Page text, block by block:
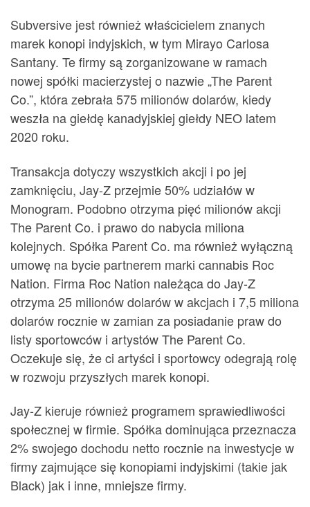
Subversive jest również właścicielem znanych
marek konopi indyjskich, w tym Mirayo Carlosa
Santany. Te firmy są zorganizowane w ramach
nowej spółki macierzystej o nazwie „The Parent
Co.”, która zebrała 575 milionów dolarów, kiedy
weszła na giełdę kanadyjskiej giełdy NEO latem
2020 roku.
Transakcja dotyczy wszystkich akcji i po jej
zamknięciu, Jay-Z przejmie 50% udziałów w
Monogram. Podobno otrzyma pięć milionów akcji
The Parent Co. i prawo do nabycia miliona
kolejnych. Spółka Parent Co. ma również wyłączną
umowę na bycie partnerem marki cannabis Roc
Nation. Firma Roc Nation należąca do Jay-Z
otrzyma 25 milionów dolarów w akcjach i 7,5 miliona
dolarów rocznie w zamian za posiadanie praw do
listy sportowców i artystów The Parent Co.
Oczekuje się, że ci artyści i sportowcy odegrają rolę
w rozwoju przyszłych marek konopi.
Jay-Z kieruje również programem sprawiedliwości
społecznej w firmie. Spółka dominująca przeznacza
2% swojego dochodu netto rocznie na inwestycje w
firmy zajmujące się konopiami indyjskimi (takie jak
Black) jak i inne, mniejsze firmy.